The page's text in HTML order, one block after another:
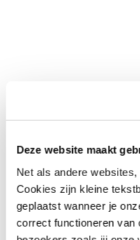
Deze website maakt
Net als andere
Cookies zijn kleine
geplaatst wanneer je
correct functioneren van